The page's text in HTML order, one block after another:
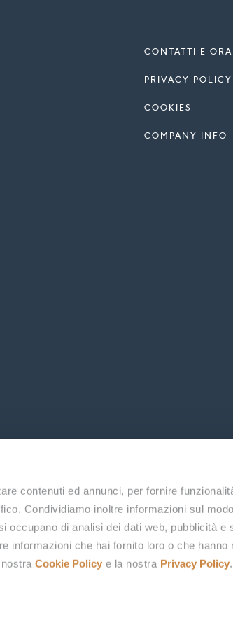
contenuti ed annunci, per fornire
Condividiamo inoltre informazioni sul
occupano di analisi dei dati web, pubblicità e
informazioni che hai fornito loro o che hanno
nostraCookie Policy e la nostra Privacy Policy.
CONTATTI E
PRIVACY POLICY
COOKIES
COMPANY INFO